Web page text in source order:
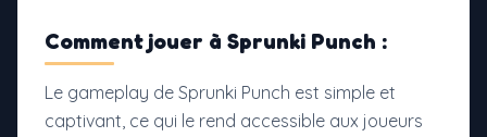
Comment jouer à Sprunki Punch :
Le gameplay de Sprunki Punch est simple et
captivant, ce qui le rend accessible aux joueurs